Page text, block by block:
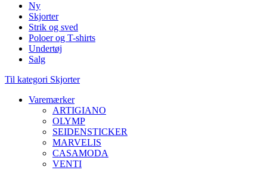
Ny
Skjorter
Strik og sved
Poloer og T-shirts
Undertøj
Salg
Til kategori Skjorter
Varemærker
ARTIGIANO
OLYMP
SEIDENSTICKER
MARVELIS
CASAMODA
VENTI